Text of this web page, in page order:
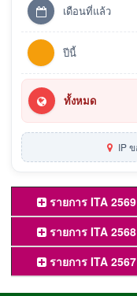
เดือนที่แล้ว
ปีนี้
ทั้งหมด
IP
รายการ ITA 2569
รายการ ITA 2568
รายการ ITA 2567